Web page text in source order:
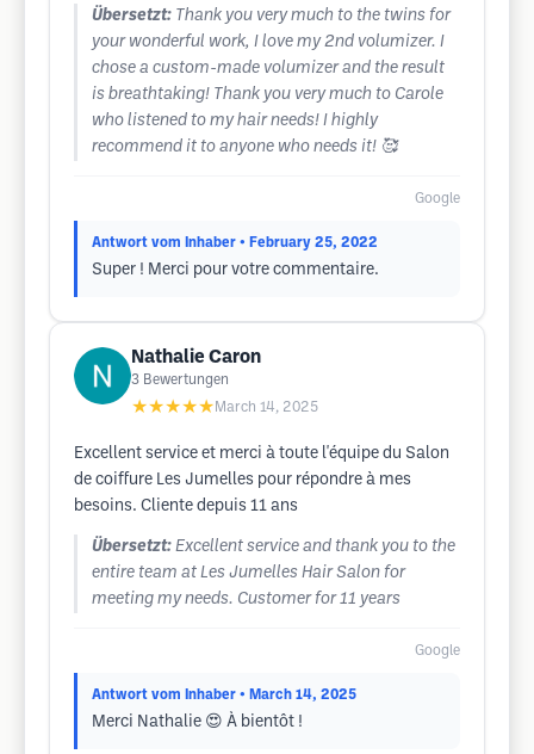
Übersetzt: Thank you very much to the twins for
your wonderful work, I love my 2nd volumizer. I
chose a custom-made volumizer and the result
is breathtaking! Thank you very much to Carole
who listened to my hair needs! I highly
recommend it to anyone who needs it! 🥰
Google
Antwort vom Inhaber • February 25, 2022
Super ! Merci pour votre commentaire.
Nathalie Caron
3 Bewertungen
★★★★★ March 14, 2025
Excellent service et merci à toute l'équipe du Salon
de coiffure Les Jumelles pour répondre à mes
besoins. Cliente depuis 11 ans
Übersetzt: Excellent service and thank you to the
entire team at Les Jumelles Hair Salon for
meeting my needs. Customer for 11 years
Google
Antwort vom Inhaber • March 14, 2025
Merci Nathalie 😍 À bientôt !